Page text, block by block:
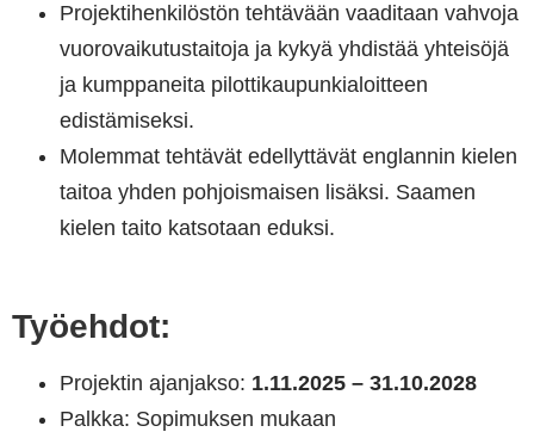
Projektihenkilöstön tehtävään vaaditaan vahvoja
vuorovaikutustaitoja ja kykyä yhdistää yhteisöjä
ja kumppaneita pilottikaupunkialoitteen
edistämiseksi.
Molemmat tehtävät edellyttävät englannin kielen
taitoa yhden pohjoismaisen lisäksi. Saamen
kielen taito katsotaan eduksi.
Työehdot:
Projektin ajanjakso: 1.11.2025 – 31.10.2028
Palkka: Sopimuksen mukaan